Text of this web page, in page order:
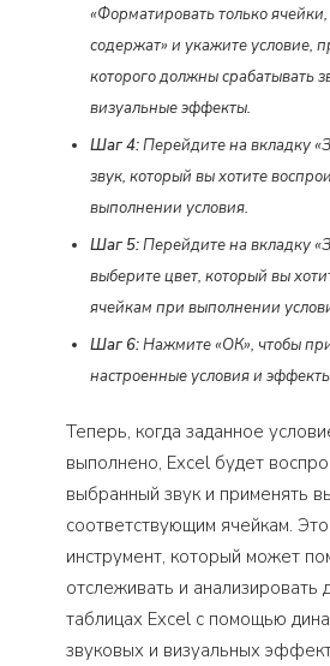
«Форматировать только
содержат» и укажите условие,
которого должны срабатывать
визуальные эффекты.
Шаг 4:Перейдите на вкладку
звук, который вы хотите
выполнении условия.
Шаг 5:Перейдите на вкладку
выберите цвет, который вы
ячейкам при выполнении
Шаг 6:Нажмите «ОК», чтобы
настроенные условия и
Теперь, когда заданное
выполнено, Excel будет
выбранный звук и применять
соответствующим ячейкам.
инструмент, который может
отслеживать и анализировать
таблицах Excel с помощью
звуковых и визуальных